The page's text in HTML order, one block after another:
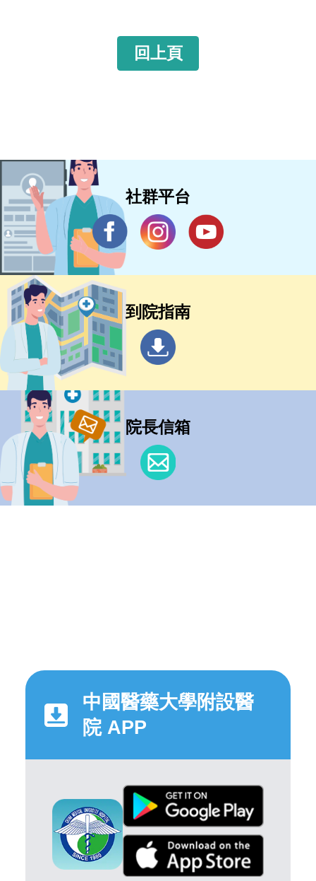
回上頁
社群平台
到院指南
院長信箱
中國醫藥大學附設醫
院 APP